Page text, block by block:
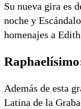
Su nueva gira es
noche y
homenajes a
Además de esta
Latina de la